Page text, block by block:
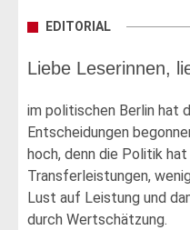
EDITORIAL
Liebe Leserinnen,
im politischen Berlin hat
Entscheidungen
hoch, denn die Politik
Transferleistungen,
Lust auf Leistung und
durch Wertschätzung.